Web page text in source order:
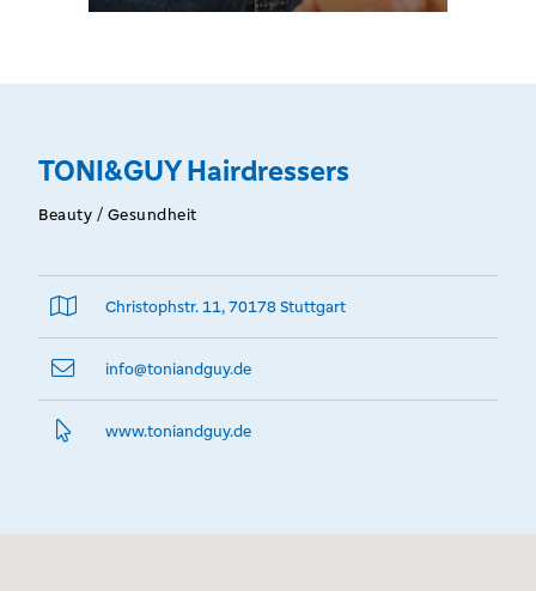
TONI&GUY Hairdressers
Beauty / Gesundheit
Christophstr. 11, 70178 Stuttgart
info@­toniandguy.de
www.­toniandguy.­de